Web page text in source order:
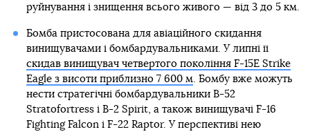
руйнування і знищення всього живого — від 3 до 5 км.
Бомба пристосована для авіаційного скидання
винищувачами і бомбардувальниками. У липні її
скидав винищувач четвертого покоління F-15E Strike
Eagle з висоти приблизно 7 600 м. Бомбу вже можуть
нести стратегічні бомбардувальники B-52
Stratofortress і B-2 Spirit, а також винищувачі F-16
Fighting Falcon і F-22 Raptor. У перспективі нею